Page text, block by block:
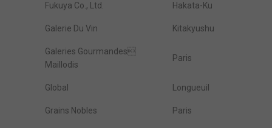
Fukuya Co., Ltd. Hakata-Ku
Galerie Du Vin Kitakyushu
Galeries Gourmandes
Maillodis
Paris
Global Longueuil
Grains Nobles Paris